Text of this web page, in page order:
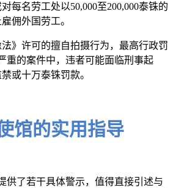
每名劳工处以50,000至200,000泰铢的
佣外国劳工。
》许可的擅自拍摄行为，最高行政罚
重的案件中，违者可能面临刑事起
或十万泰铢罚款。
馆的实用指导
供了若干具体警示，值得直接引述与